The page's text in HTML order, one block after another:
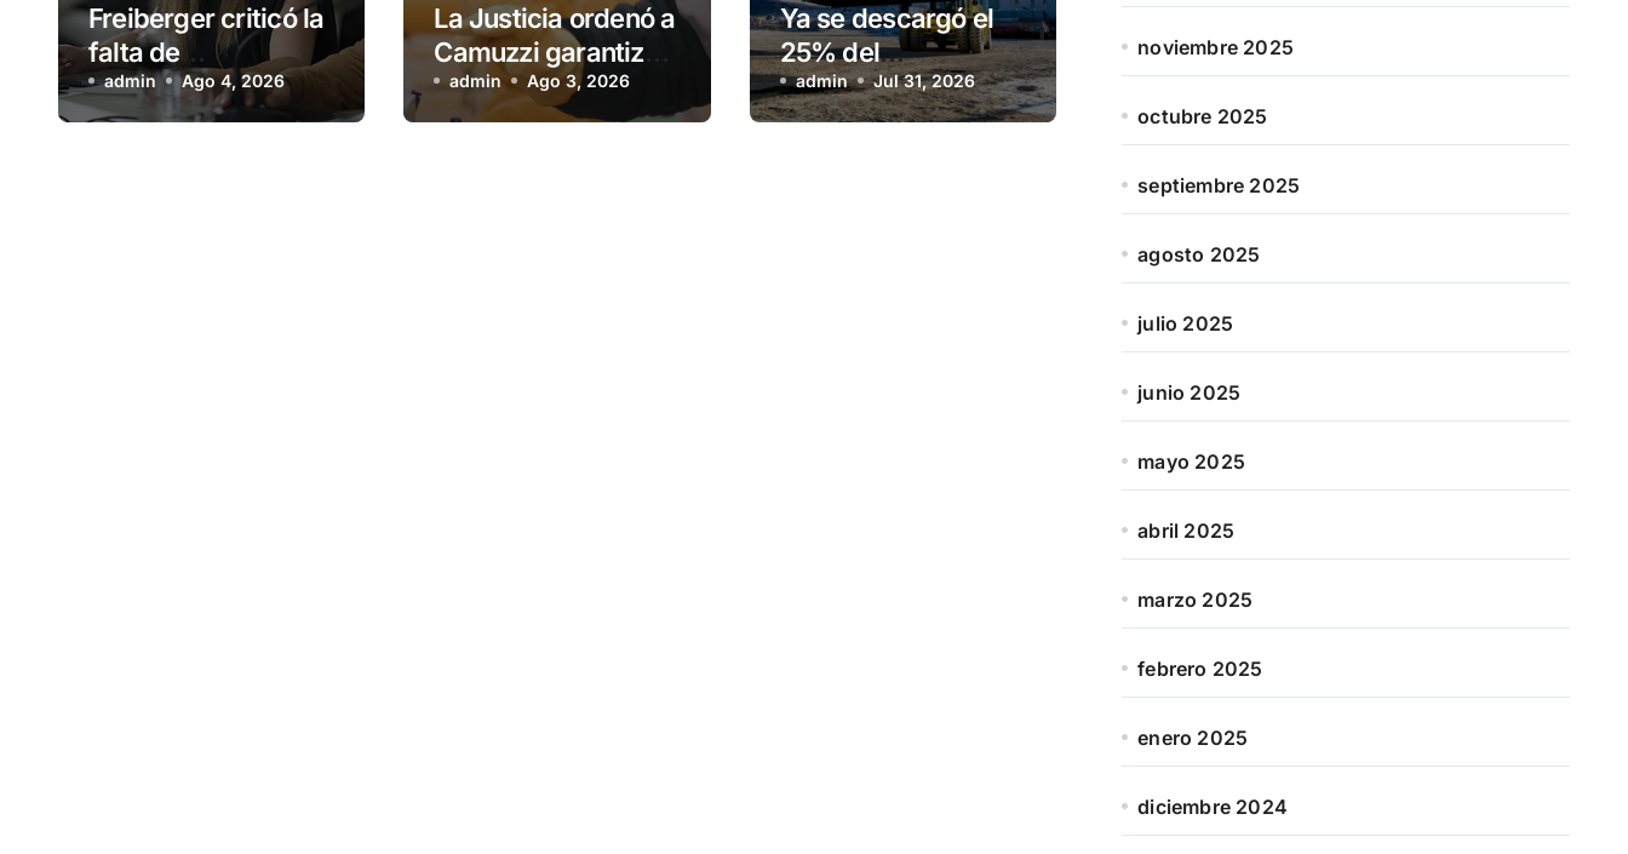
Freiberger criticó la
falta de
planificación
habitacional del
admin Ago 4, 2026
La Justicia ordenó a
Camuzzi garantizar
el suministro de gas
a una familia de
admin Ago 3, 2026
Ya se descargó el
25% del
equipamiento para
la nueva usina de
admin Jul 31, 2026
noviembre 2025
octubre 2025
septiembre 2025
agosto 2025
julio 2025
junio 2025
mayo 2025
abril 2025
marzo 2025
febrero 2025
enero 2025
diciembre 2024